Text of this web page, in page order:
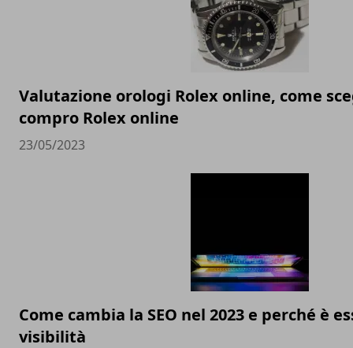
Valutazione orologi Rolex online, come
compro Rolex online
23/05/2023
Come cambia la SEO nel 2023 e perché è
visibilità